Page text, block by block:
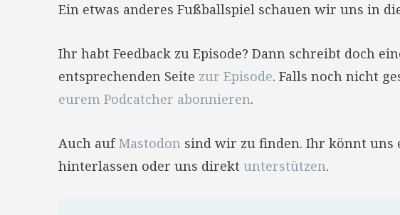
Ein etwas anderes Fußballspiel schauen wir uns in
Ihr habt Feedback zu Episode? Dann schreibt doch
entsprechenden Seite zur Episode. Falls noch nicht
eurem Podcatcher abonnieren.
Auch aufMastodon sind wir zu finden. Ihr könnt uns
hinterlassen oder uns direkt unterstützen.